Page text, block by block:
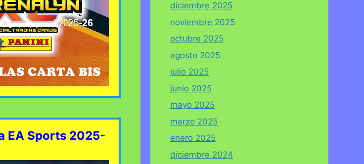
EA Sports 2025-
diciembre 2025
noviembre 2025
octubre 2025
agosto 2025
julio 2025
junio 2025
mayo 2025
marzo 2025
enero 2025
diciembre 2024